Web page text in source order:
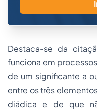
Destaca-se da
funciona em
de um significante a
entre os três
diádica e de que